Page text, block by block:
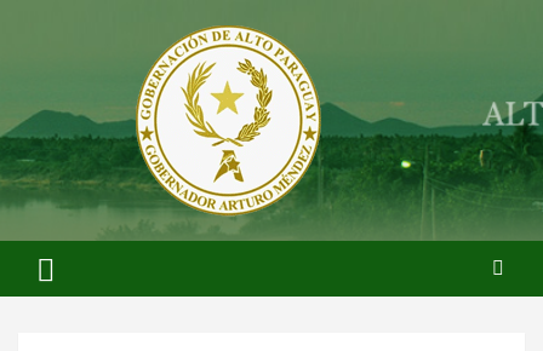
ARTUROMENDEZ.ORG
ARTURO MENDEZ GOBERNADOR 2023